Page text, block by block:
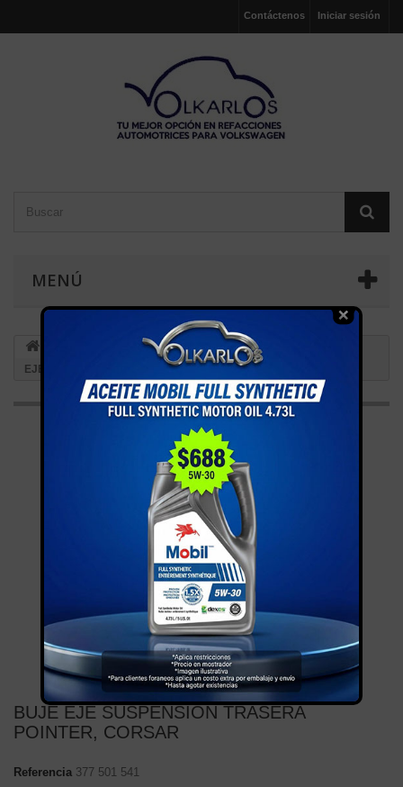
Iniciar sesión
Contáctenos
MENÚ
SOPORTES EJE TRASERO
EJE SUSPENSION TRASERA POINTER, CORSAR
BUJE EJE SUSPENSION TRASERA
POINTER, CORSAR
Referencia 377 501 541